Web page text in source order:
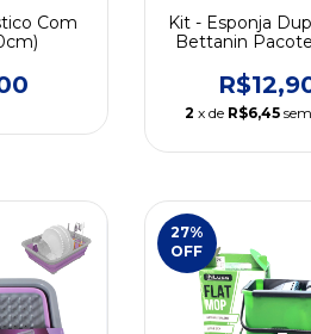
Com
Kit - Esponja
Bettanin
2 x de R$6,45
27%
OFF